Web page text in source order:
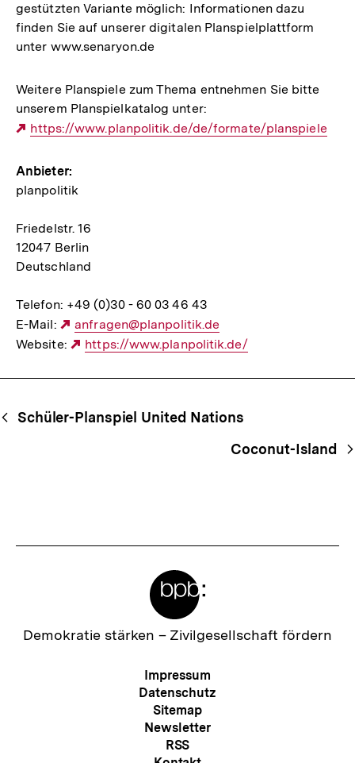
gestützten Variante möglich: Informationen dazu
finden Sie auf unserer digitalen Planspielplattform
unter www.senaryon.de
Weitere Planspiele zum Thema entnehmen Sie bitte
unserem Planspielkatalog unter:
Externer
https://www.planpolitik.de/de/formate/planspiele
Anbieter:
planpolitik
Friedelstr. 16
12047 Berlin
Deutschland
Telefon: +49 (0)30 - 60 03 46 43
E-Mail:
Externer
Link:
anfragen@planpolitik.de
Website:
Externer
https://www.planpolitik.de/
Begriffsnavigation
Content-
Navigation
Schüler-Planspiel United Nations
Coconut-Island
Zur
Demokratie stärken – Zivilgesellschaft fördern
Meta-
Navigation
Impressum
Datenschutz
Sitemap
Newsletter
RSS